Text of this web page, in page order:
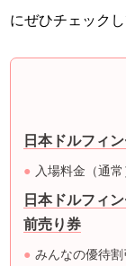
にぜひチェック
日本ドルフィ
入場料金（通常
日本ドルフィ
前売り券
みんなの優待割